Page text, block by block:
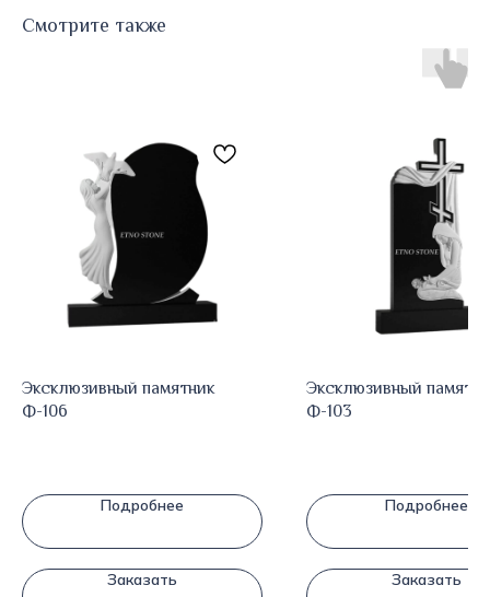
Смотрите также
Эксклюзивный памятник
Ф-106
Подробнее
Заказать
Эксклюзивный
Ф-103
Подробнее
Заказать